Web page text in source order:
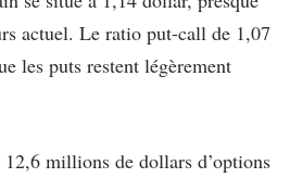
actuel. Le ratio put-call de 1,07
les puts restent légèrement
12,6 millions de dollars d’options